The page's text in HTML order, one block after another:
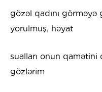
gözəl qadını
yorulmuş, həyat
sualları onun qamətini
gözlərim